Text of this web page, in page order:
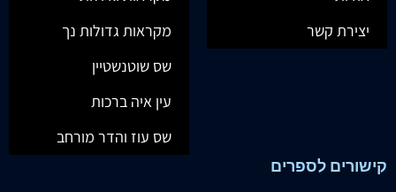
יצירת קשר
מקראות גדולות נך
שס שוטנשטיין
עין איה ברכות
שס עוז והדר מורחב
קישורים לספרים